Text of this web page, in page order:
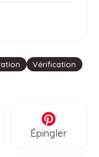
Vérification
Épingler